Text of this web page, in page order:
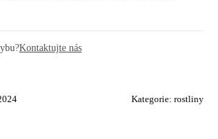
Kontaktujte nás
Kategorie: rostliny